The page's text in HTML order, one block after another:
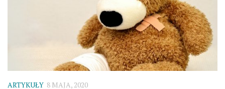
ARTYKUŁY 8 MAJA, 2020